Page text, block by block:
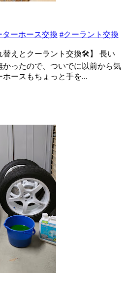
ターホース交換 #クーラント交換
替えとクーラント交換🛠️】 長い
ったので、ついでに以前から気
ースもちょっと手を...